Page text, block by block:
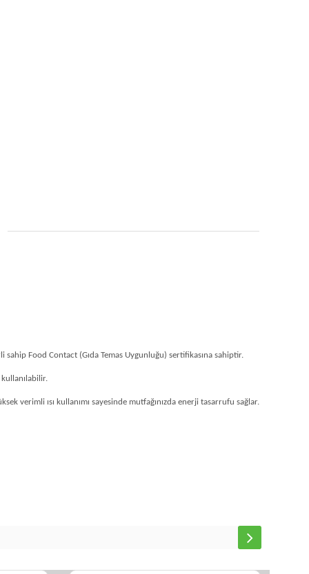
Food Contact (Gıda Temas Uygunluğu) sertifikasına sahiptir.
verimli ısı kullanımı sayesinde mutfağınızda enerji tasarrufu sağlar.